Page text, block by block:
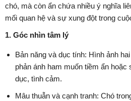
chó, mà còn ẩn chứa nhiều ý nghĩa
mối quan hệ và sự xung đột trong
1. Góc nhìn tâm lý
Bản năng và dục tính: Hình ảnh
phản ánh ham muốn tiềm ẩn
dục, tình cảm.
Mâu thuẫn và cạnh tranh: Chó